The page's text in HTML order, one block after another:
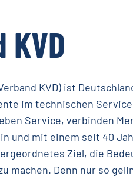
KVD
KVD) ist
im technischen
Service, verbinden
und mit einem seit 40
Ziel, die
machen. Denn nur so